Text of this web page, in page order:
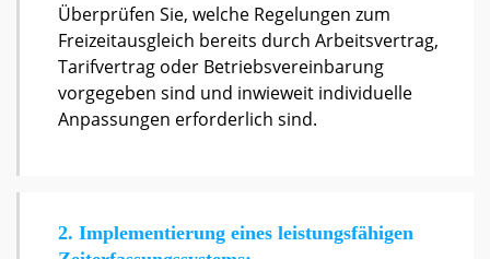
Überprüfen Sie, welche Regelungen zum
Freizeitausgleich bereits durch Arbeitsvertrag,
Tarifvertrag oder Betriebsvereinbarung
vorgegeben sind und inwieweit individuelle
Anpassungen erforderlich sind.
2. Implementierung eines leistungsfähigen